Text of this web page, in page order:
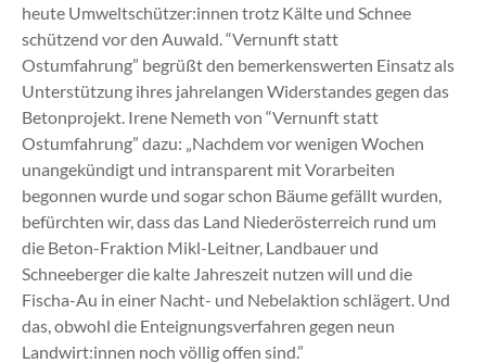
heute Umweltschützer:innen trotz Kälte und Schnee
schützend vor den Auwald. “Vernunft statt
Ostumfahrung” begrüßt den bemerkenswerten Einsatz als
Unterstützung ihres jahrelangen Widerstandes gegen das
Betonprojekt. Irene Nemeth von “Vernunft statt
Ostumfahrung” dazu: „Nachdem vor wenigen Wochen
unangekündigt und intransparent mit Vorarbeiten
begonnen wurde und sogar schon Bäume gefällt wurden,
befürchten wir, dass das Land Niederösterreich rund um
die Beton-Fraktion Mikl-Leitner, Landbauer und
Schneeberger die kalte Jahreszeit nutzen will und die
Fischa-Au in einer Nacht- und Nebelaktion schlägert. Und
das, obwohl die Enteignungsverfahren gegen neun
Landwirt:innen noch völlig offen sind.”